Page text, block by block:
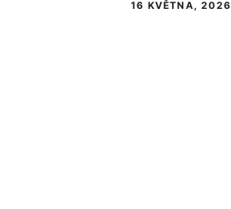
16 KVĚTNA, 2026